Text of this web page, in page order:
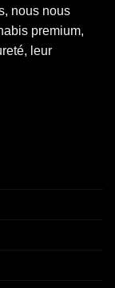
, nous nous
premium,
leur